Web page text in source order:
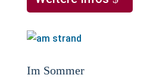
Im Sommer